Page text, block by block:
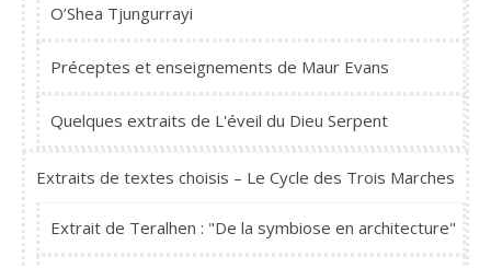
O’Shea Tjungurrayi
Préceptes et enseignements de Maur Evans
Quelques extraits de L'éveil du Dieu Serpent
Extraits de textes choisis – Le Cycle des Trois Marches
Extrait de Teralhen : "De la symbiose en architecture"